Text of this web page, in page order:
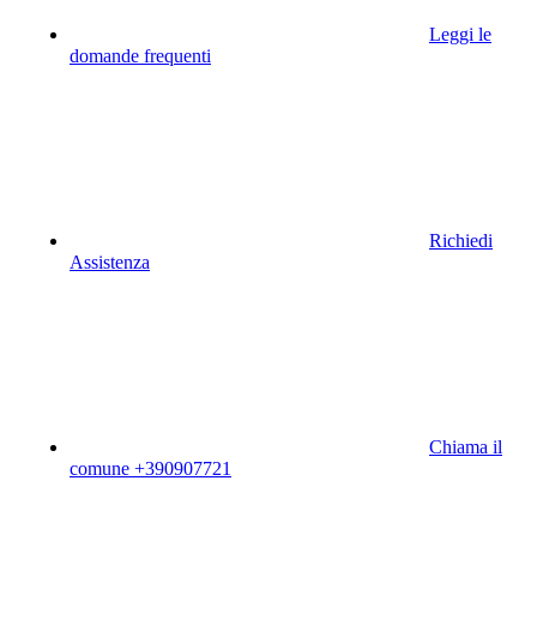
Leggi le
domande frequenti
Richiedi
Assistenza
Chiama il
comune +390907721